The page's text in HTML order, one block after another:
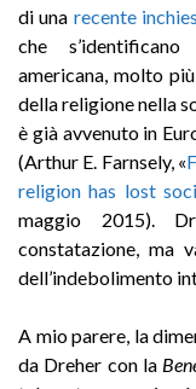
di una recente
che
americana, molto
della religione nella
è già avvenuto in
(Arthur E. Farnsely, «
religion has lost
maggio 2015).
constatazione, ma
dell’indebolimento
A mio parere, la
da Dreher con la